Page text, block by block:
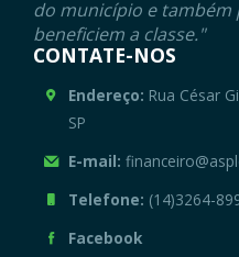
do município e também
beneficiem a classe."
CONTATE-NOS
Endereço: Rua César
SP
E-mail:
Telefone: (14)3264-
Facebook